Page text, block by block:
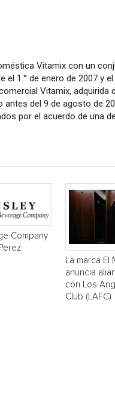
Vitamix con un
1.° de enero de 2007 y
Vitamix, adquirida
antes del 9 de agosto de
por el acuerdo de una
Company
La marca
anuncia
con Los
Club (LAFC)